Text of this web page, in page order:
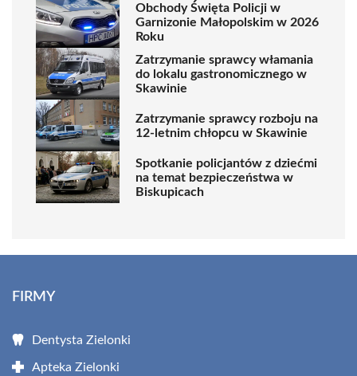
Obchody Święta Policji w
Garnizonie Małopolskim w 2026
Roku
Zatrzymanie sprawcy włamania
do lokalu gastronomicznego w
Skawinie
Zatrzymanie sprawcy rozboju na
12-letnim chłopcu w Skawinie
Spotkanie policjantów z dziećmi
na temat bezpieczeństwa w
Biskupicach
FIRMY
Dentysta Zielonki
Apteka Zielonki